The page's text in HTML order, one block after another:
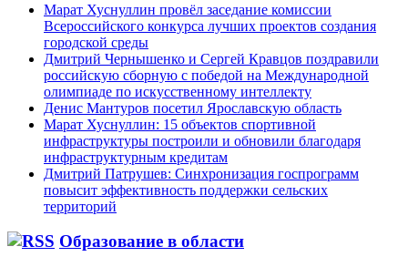
Марат Хуснуллин провёл заседание комиссии
Всероссийского конкурса лучших проектов создания
городской среды
Дмитрий Чернышенко и Сергей Кравцов поздравили
российскую сборную с победой на Международной
олимпиаде по искусственному интеллекту
Денис Мантуров посетил Ярославскую область
Марат Хуснуллин: 15 объектов спортивной
инфраструктуры построили и обновили благодаря
инфраструктурным кредитам
Дмитрий Патрушев: Синхронизация госпрограмм
повысит эффективность поддержки сельских
территорий
Образование в области